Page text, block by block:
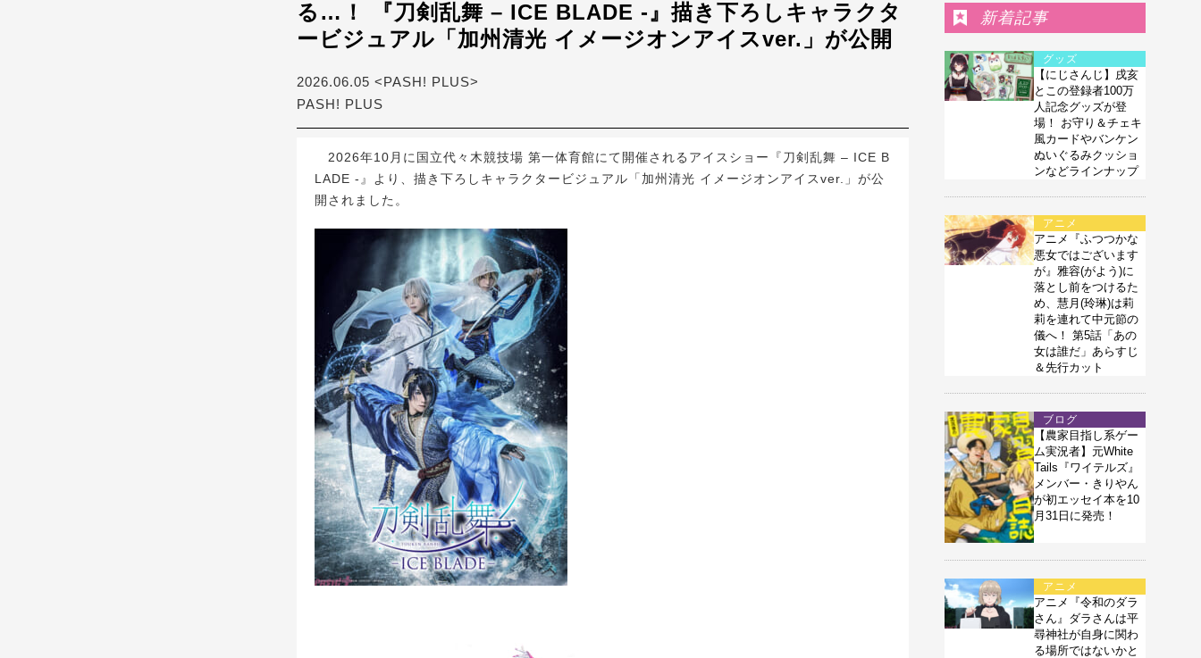
る…！ 『刀剣乱舞 – ICE BLADE -』描き下ろしキャラクタ
ービジュアル「加州清光 イメージオンアイスver.」が公開
2026.06.05 <PASH! PLUS>
PASH! PLUS
2026年10月に国立代々木競技場 第一体育館にて開催されるアイスショー『刀剣乱舞 – ICE B
LADE -』より、描き下ろしキャラクタービジュアル「加州清光 イメージオンアイスver.」が公
開されました。
新着記事
グッズ
【にじさんじ】戌亥
とこの登録者100万
人記念グッズが登
場！ お守り＆チェキ
風カードやバンケン
ぬいぐるみクッショ
ンなどラインナップ
アニメ
アニメ『ふつつかな
悪女ではございます
が』雅容(がよう)に
落とし前をつけるた
め、慧月(玲琳)は莉
莉を連れて中元節の
儀へ！ 第5話「あの
女は誰だ」あらすじ
＆先行カット
ブログ
【農家目指し系ゲー
ム実況者】元White
Tails『ワイテルズ』
メンバー・きりやん
が初エッセイ本を10
月31日に発売！
アニメ
アニメ『令和のダラ
さん』ダラさんは平
尋神社が自身に関わ
る場所ではないかと